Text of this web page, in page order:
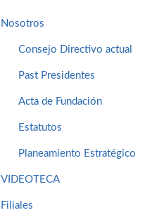
Nosotros
Consejo Directivo actual
Past Presidentes
Acta de Fundación
Estatutos
Planeamiento Estratégico
VIDEOTECA
Filiales